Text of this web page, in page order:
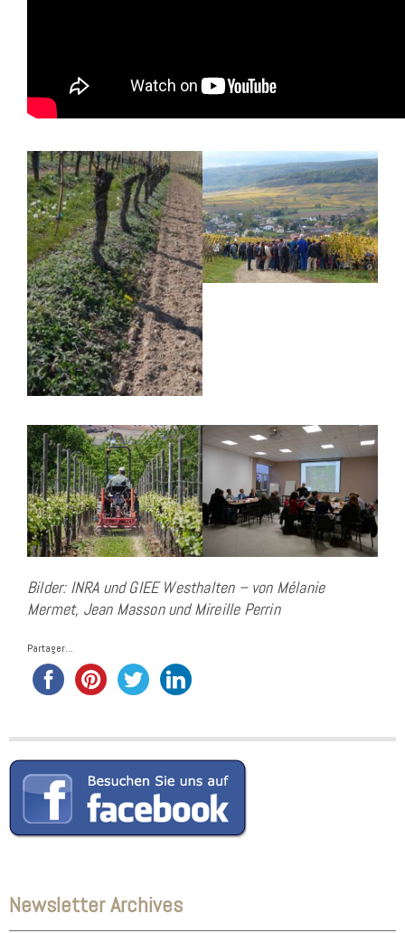
Bilder: INRA und GIEE Westhalten – von Mélanie
Mermet, Jean Masson und Mireille Perrin
Partager...
Newsletter Archives